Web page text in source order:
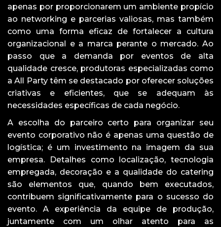
apenas por proporcionarem um ambiente propício
ao networking e parcerias valiosas, mas também
como uma forma eficaz de fortalecer a cultura
organizacional e a marca perante o mercado. Ao
passo que a demanda por eventos de alta
qualidade cresce, produtoras especializadas como
a All Party têm se destacado por oferecer soluções
criativas e eficientes, que se adequam às
necessidades específicas de cada negócio.
A escolha do parceiro certo para organizar seu
evento corporativo não é apenas uma questão de
logística; é um investimento na imagem da sua
empresa. Detalhes como localização, tecnologia
empregada, decoração e a qualidade do catering
são elementos que, quando bem executados,
contribuem significativamente para o sucesso do
evento. A experiência da equipe de produção,
juntamente com um olhar atento para as